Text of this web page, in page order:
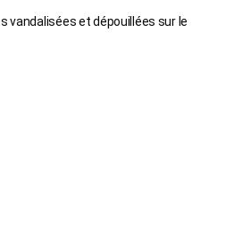
vandalisées et dépouillées sur le